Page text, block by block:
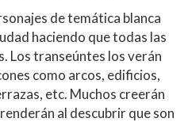
de temática blanca
haciendo que todas las
Los transeúntes los verán
como arcos, edificios,
etc. Muchos creerán
al descubrir que son